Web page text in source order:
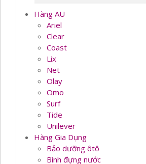
Hàng AU
Ariel
Clear
Coast
Lix
Net
Olay
Omo
Surf
Tide
Unilever
Hàng Gia Dụng
Bảo dưỡng ôtô
Bình đựng nước